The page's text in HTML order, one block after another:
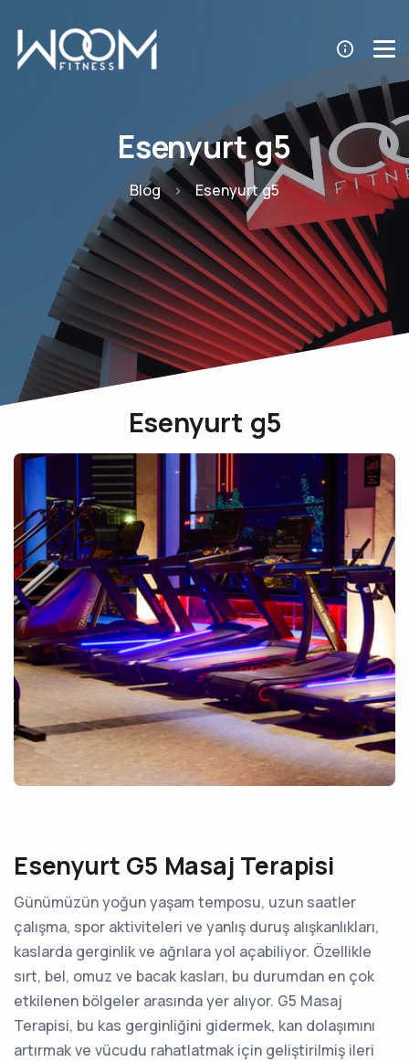
Esenyurt g5
Blog Esenyurt g5
Esenyurt g5
Esenyurt G5 Masaj Terapisi
Günümüzün yoğun yaşam temposu, uzun saatler
çalışma, spor aktiviteleri ve yanlış duruş alışkanlıkları,
kaslarda gerginlik ve ağrılara yol açabiliyor. Özellikle
sırt, bel, omuz ve bacak kasları, bu durumdan en çok
etkilenen bölgeler arasında yer alıyor. G5 Masaj
Terapisi, bu kas gerginliğini gidermek, kan dolaşımını
artırmak ve vücudu rahatlatmak için geliştirilmiş ileri